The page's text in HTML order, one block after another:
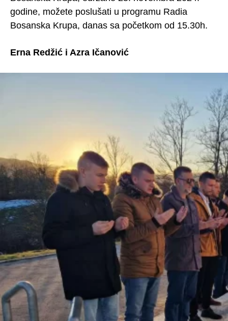
godine, možete poslušati u programu Radia
Bosanska Krupa, danas sa početkom od 15.30h.
Erna Redžić i Azra Ičanović